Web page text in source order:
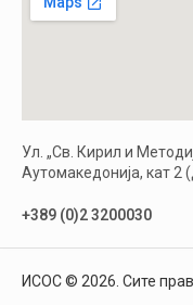
Ул. „Св. Кирил и
Аутомакедонија, кат 2
+389 (0)2 3200030
ИСОС © 2026. Сите